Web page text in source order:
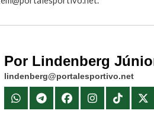
Por Lindenberg
lindenberg@portalesportivo.net